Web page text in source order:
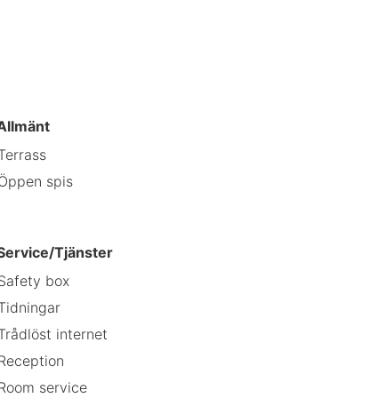
Donau - 22,9 km Wildpark
Stockerau rekommenderar att
Club Schloss Schonborn.
spis
Tjänster
box
internet
service